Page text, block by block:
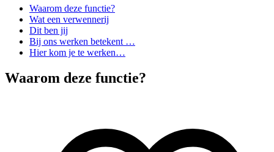
Waarom deze functie?
Wat een verwennerij
Dit ben jij
Bij ons werken betekent …
Hier kom je te werken…
Waarom deze functie?